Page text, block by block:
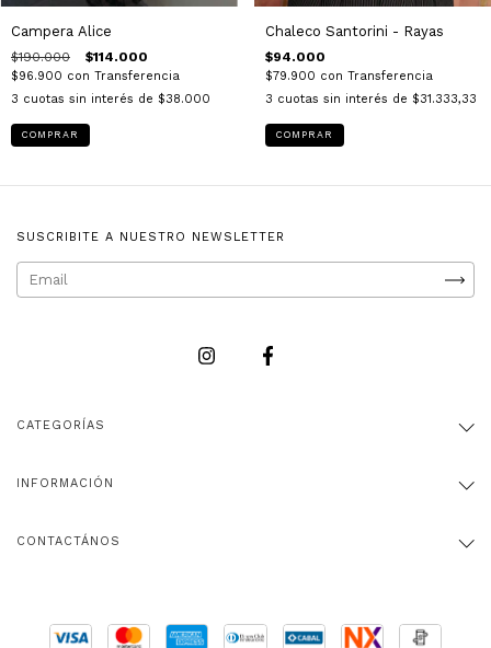
Campera Alice
$190.000 $114.000
$96.900 con Transferencia
3 cuotas sin interés de $38.000
COMPRAR
Chaleco Santorini - Rayas
$94.000
$79.900 con Transferencia
3 cuotas sin interés de $31.333,33
COMPRAR
SUSCRIBITE A NUESTRO NEWSLETTER
CATEGORÍAS
INFORMACIÓN
CONTACTÁNOS